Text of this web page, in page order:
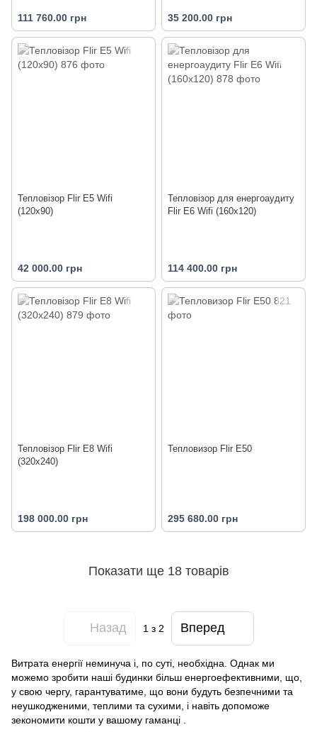
111 760.00 грн 35 200.00 грн
Тепловізор Flir E5 Wifi
(120x90)
42 000.00 грн
Тепловізор для енергоаудиту
Flir E6 Wifi (160x120)
114 400.00 грн
Тепловізор Flir E8 Wifi
(320x240)
198 000.00 грн
Тепловизор Flir E50
295 680.00 грн
Показати ще 18 товарів
Назад 1 з 2 Вперед
Витрата енергії неминуча і, по суті, необхідна. Однак ми
можемо зробити наші будинки більш енергоефективними, що,
у свою чергу, гарантуватиме, що вони будуть безпечними та
неушкодженими, теплими та сухими, і навіть допоможе
зекономити кошти у вашому гаманці .